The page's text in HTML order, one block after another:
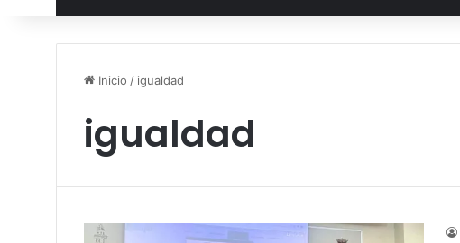
Inicio / igualdad
igualdad